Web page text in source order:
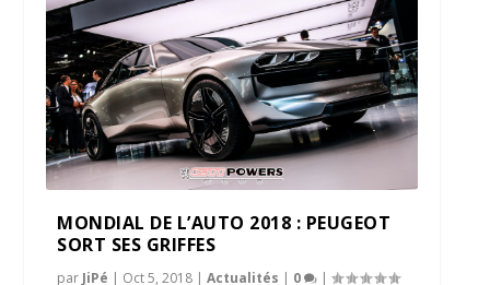
MONDIAL DE L’AUTO 2018 : PEUGEOT
SORT SES GRIFFES
par JiPé | Oct 5, 2018 |Actualités | 0 |